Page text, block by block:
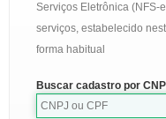
Serviços Eletrônica (NFS-
serviços, estabelecido
forma habitual
Buscar cadastro por